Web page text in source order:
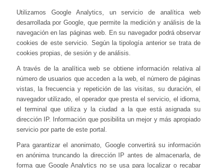
Utilizamos Google Analytics, un servicio de analítica web
desarrollada por Google, que permite la medición y análisis de la
navegación en las páginas web. En su navegador podrá observar
cookies de este servicio. Según la tipología anterior se trata de
cookies propias, de sesión y de análisis.
A través de la analítica web se obtiene información relativa al
número de usuarios que acceden a la web, el número de páginas
vistas, la frecuencia y repetición de las visitas, su duración, el
navegador utilizado, el operador que presta el servicio, el idioma,
el terminal que utiliza y la ciudad a la que está asignada su
dirección IP. Información que posibilita un mejor y más apropiado
servicio por parte de este portal.
Para garantizar el anonimato, Google convertirá su información
en anónima truncando la dirección IP antes de almacenarla, de
forma que Google Analytics no se usa para localizar o recabar